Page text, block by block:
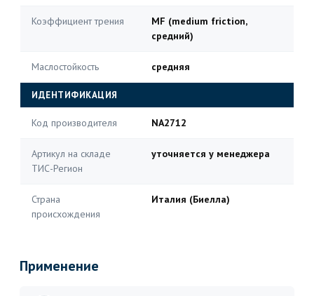
Коэффициент трения
MF (medium friction,
средний)
Маслостойкость средняя
ИДЕНТИФИКАЦИЯ
Код производителя NA2712
Артикул на складе
ТИС-Регион
уточняется у менеджера
Страна
происхождения
Италия (Биелла)
Применение